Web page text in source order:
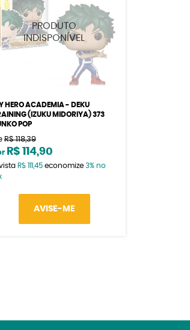
HERO ACADEMIA - DEKU
(IZUKU MIDORIYA) 373
POP
R$ 118,39
R$ 114,90
R$ 111,45economize 3% no
AVISE-ME